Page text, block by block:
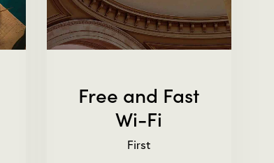
Free and Fast
Wi-Fi
First